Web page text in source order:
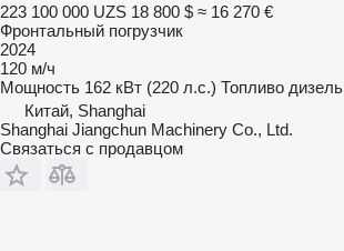
223 100 000 UZS 18 800 $ ≈ 16 270 €
Фронтальный погрузчик
2024
120 м/ч
Мощность 162 кВт (220 л.с.) Топливо дизель
Китай, Shanghai
Shanghai Jiangchun Machinery Co., Ltd.
Связаться с продавцом